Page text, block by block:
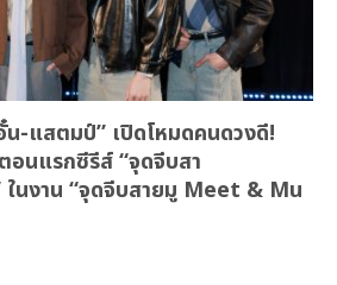
น-แสตมป์” เปิดโหมดคนดวงดี!
อนแรกซีรีส์ “จุดจีบสา
นงาน “จุดจีบสายมู Meet & Mu